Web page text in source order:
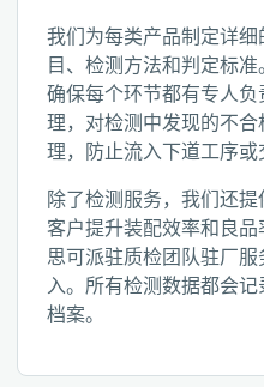
我们为每类产品制定详
目、检测方法和判定标准
确保每个环节都有专人
理，对检测中发现的不
理，防止流入下道工序或
除了检测服务，我们还
客户提升装配效率和良
思可派驻质检团队驻厂
入。所有检测数据都会
档案。